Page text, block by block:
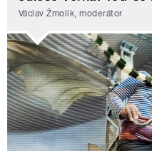
Václav Žmolík, moderátor